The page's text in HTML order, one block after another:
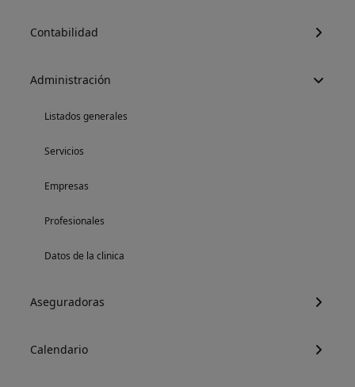
Contabilidad
Administración
Listados generales
Servicios
Empresas
Profesionales
Datos de la clinica
Aseguradoras
Calendario